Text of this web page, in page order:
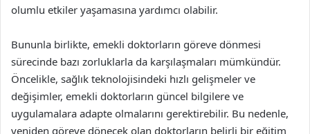
olumlu etkiler yaşamasına yardımcı olabilir.
Bununla birlikte, emekli doktorların göreve dönmesi
sürecinde bazı zorluklarla da karşılaşmaları mümkündür.
Öncelikle, sağlık teknolojisindeki hızlı gelişmeler ve
değişimler, emekli doktorların güncel bilgilere ve
uygulamalara adapte olmalarını gerektirebilir. Bu nedenle,
yeniden göreve dönecek olan doktorların belirli bir eğitim